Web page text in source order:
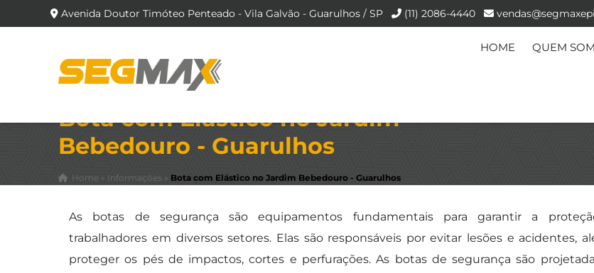
Avenida Doutor Timóteo Penteado - Vila Galvão - Guarulhos / SP (11) 2086-4440
HOME QUEM
Bota com Elástico no Jardim
Bebedouro - Guarulhos
Home » Informações » Bota com Elástico no Jardim Bebedouro - Guarulhos
As botas de segurança são equipamentos fundamentais para garantir a
trabalhadores em diversos setores. Elas são responsáveis por evitar lesões e acidentes,
proteger os pés de impactos, cortes e perfurações. As botas de segurança são